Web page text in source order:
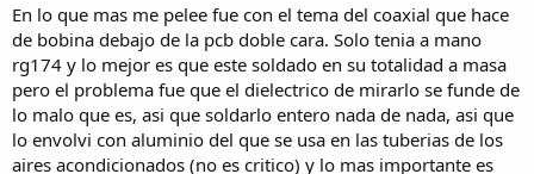
En lo que mas me pelee fue con el tema del coaxial que hace
de bobina debajo de la pcb doble cara. Solo tenia a mano
rg174 y lo mejor es que este soldado en su totalidad a masa
pero el problema fue que el dielectrico de mirarlo se funde de
lo malo que es, asi que soldarlo entero nada de nada, asi que
lo envolvi con aluminio del que se usa en las tuberias de los
aires acondicionados (no es critico) y lo mas importante es